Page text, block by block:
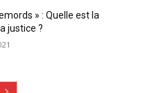
» : Quelle est la
justice ?